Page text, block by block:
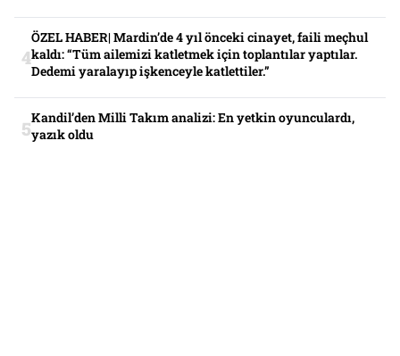
ÖZEL HABER| Mardin’de 4 yıl önceki cinayet, faili meçhul
kaldı: “Tüm ailemizi katletmek için toplantılar yaptılar.
Dedemi yaralayıp işkenceyle katlettiler.”
Kandil’den Milli Takım analizi: En yetkin oyunculardı,
yazık oldu